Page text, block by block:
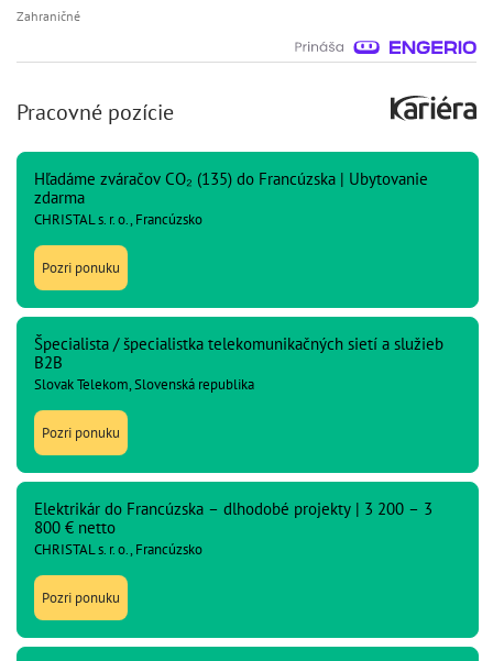
Zahraničné
Pracovné pozície
Hľadáme zváračov CO₂ (135) do Francúzska | Ubytovanie
zdarma
CHRISTAL s. r. o., Francúzsko
Pozri ponuku
Špecialista / špecialistka telekomunikačných sietí a služieb
B2B
Slovak Telekom, Slovenská republika
Pozri ponuku
Elektrikár do Francúzska – dlhodobé projekty | 3 200 – 3
800 € netto
CHRISTAL s. r. o., Francúzsko
Pozri ponuku